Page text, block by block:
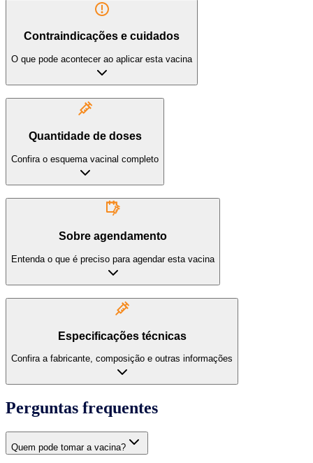
Contraindicações e cuidados
O que pode acontecer ao aplicar esta vacina
Quantidade de doses
Confira o esquema vacinal completo
Sobre agendamento
Entenda o que é preciso para agendar esta vacina
Especificações técnicas
Confira a fabricante, composição e outras informações
Perguntas frequentes
Quem pode tomar a vacina?